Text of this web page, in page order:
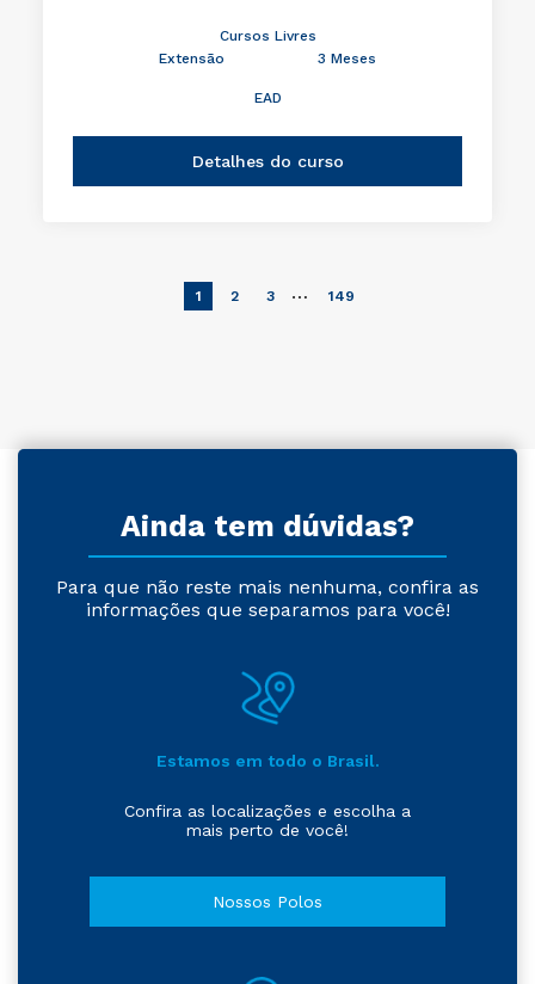
Cursos Livres
Extensão
3 Meses
EAD
Detalhes do curso
1 2 3 … 149
Ainda tem dúvidas?
Para que não reste mais nenhuma, confira as
informações que separamos para você!
Estamos em todo o Brasil.
Confira as localizações e escolha a
mais perto de você!
Nossos Polos